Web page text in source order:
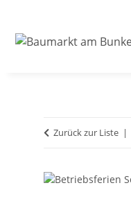
Zurück zur Liste